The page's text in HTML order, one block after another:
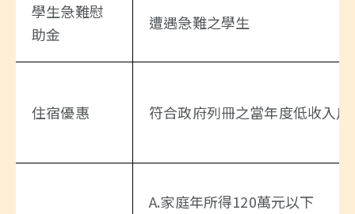
學生急難慰
助金
遭遇急難之學生
住宿優惠 符合政府列冊之當年度低收入
A.家庭年所得120萬元以下